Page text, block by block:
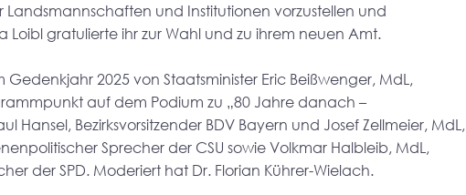
Landsmannschaften und Institutionen vorzustellen und
Loibl gratulierte ihr zur Wahl und zu ihrem neuen Amt.
2025 von Staatsminister Eric Beißwenger, MdL,
auf dem Podium zu „80 Jahre danach –
Hansel, Bezirksvorsitzender BDV Bayern und Josef Zellmeier, MdL,
Sprecher der CSU sowie Volkmar Halbleib, MdL,
der SPD. Moderiert hat Dr. Florian Kührer-Wielach.